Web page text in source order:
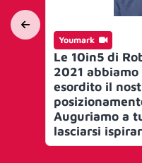
Youmark
Le 10in5 di
2021
esordito il
Auguriamo a
lasciarsi
Noi